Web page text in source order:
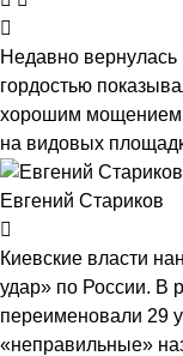
Недавно вернулась
гордостью
хорошим мощением,
на видовых
Евгений Стариков
Киевские власти
удар» по России. В
переименовали 29
«неправильные»